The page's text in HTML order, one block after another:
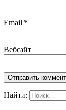
Email *
Вебсайт
Найти: